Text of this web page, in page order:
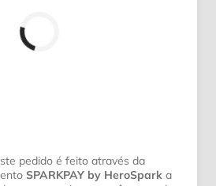
pedido é feito através da
SPARKPAY by HeroSpark a